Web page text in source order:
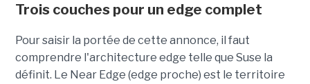
Trois couches pour un edge complet
Pour saisir la portée de cette annonce, il faut
comprendre l'architecture edge telle que Suse la
définit. Le Near Edge (edge proche) est le territoire